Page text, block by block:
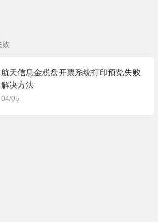
败
航天信息金税盘开票系统打印预览失败
解决方法
04/05